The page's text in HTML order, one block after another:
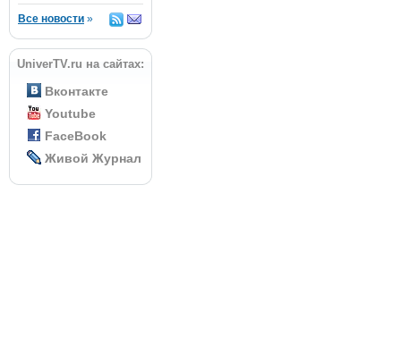
Все новости »
UniverTV.ru на сайтах:
Вконтакте
Youtube
FaceBook
Живой Журнал